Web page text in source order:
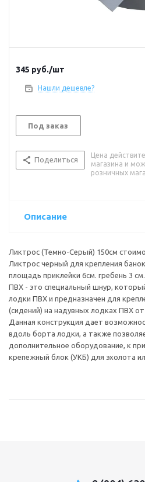
345 руб./шт
Нашли дешевле?
Под заказ
Поделиться
Цена
магазина и
розничных
Описание
Ликтрос (Темно-Серый) 150см
Ликтрос черный для крепления
площадь приклейки 6см. гребень 3
ПВХ - это специальный шнур,
лодки ПВХ и предназначен для
(сидений) на надувных лодках ПВХ
Данная конструкция дает
вдоль борта лодки, а также
дополнительное оборудование, к
крепежный блок (УКБ) для эхолота